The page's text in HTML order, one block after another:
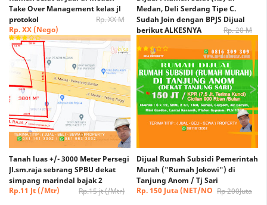
Take Over Management kelas jl
protokol
Rp. XX M
Rp. XX (Nego)
Medan, Deli Serdang Tipe C.
Sudah Join dengan BPJS Dijual
berikut ALKESNYA
Rp. 20 M
Rp. 15 M (Nego)
Tanah luas +/- 3000 Meter Persegi
Jl.sm.raja sebrang SPBU dekat
simpang marindal bajak 2
Rp.15 jt (/Mtr)
Rp.11 Jt (/Mtr)
Dijual Rumah Subsidi Pemerintah
Murah ("Rumah Jokowi") di
Tanjung Anom / Tj Sari
Rp 200Juta
Rp. 150 Juta (NET/NO